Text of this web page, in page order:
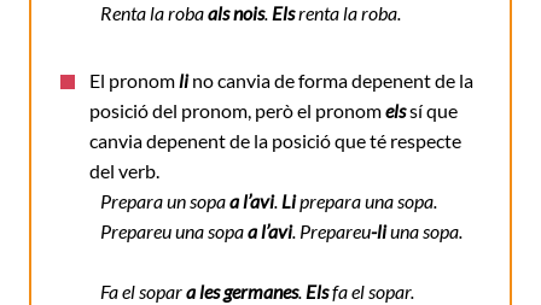
Renta la robaals nois. Elsrenta la roba.
El pronomli no canvia de forma depenent de la
posició del pronom, però el pronomelssí que
canvia depenent de la posició que té respecte
del verb.
Prepara un sopaa l’avi. Liprepara una sopa.
Prepareu una sopaa l’avi. Prepareu-liuna sopa.
Fa el sopara les germanes. Elsfa el sopar.